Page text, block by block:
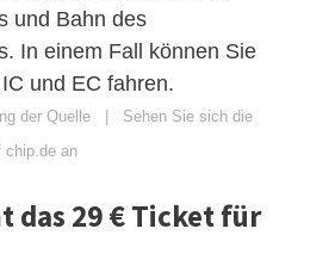
und Bahn des
In einem Fall können Sie
und EC fahren.
der Quelle | Sehen Sie sich die
chip.de an
das 29 € Ticket für